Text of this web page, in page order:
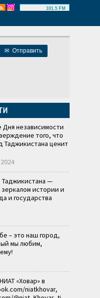
101.5 FM
✉ Отправить
Дня независимости
того, что
Таджикистана ценит
Таджикистана —
истории и
и государства
– это наш город,
мы любим,
«Ховар» в
niatkhovar,